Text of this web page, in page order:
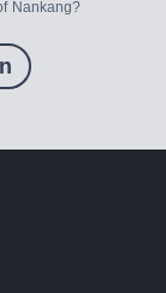
Nankang?